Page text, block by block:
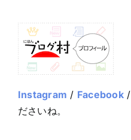
Instagram / Facebook/
ださいね。